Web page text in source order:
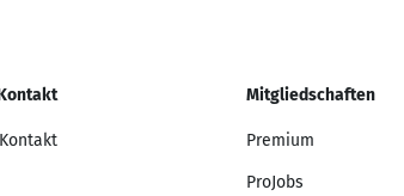
Mitgliedschaften
Premium
ProJobs